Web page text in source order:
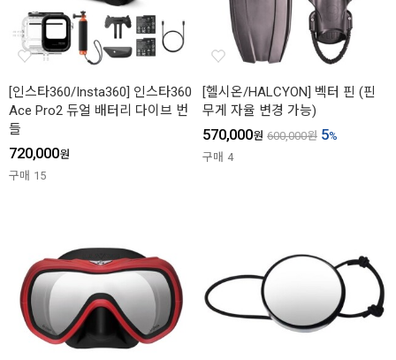
[인스타360/Insta360] 인스타360
Ace Pro2 듀얼 배터리 다이브 번
들
720,000원
구매 15
[헬시온/HALCYON] 벡터 핀 (핀
무게 자율 변경 가능)
570,000원 600,000원 5%
구매 4